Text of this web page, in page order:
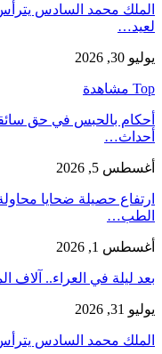
لعيد…
يوليو 30, 2026
Top مشاهدة
أحكام بالحبس في حق
أحداث…
أغسطس 5, 2026
الطب…
أغسطس 1, 2026
بعد ليلة في العراء.. آلاف
يوليو 31, 2026
الملك محمد السادس